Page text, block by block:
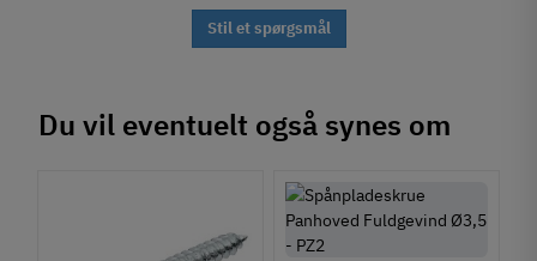
Stil et spørgsmål
Du vil eventuelt også synes om